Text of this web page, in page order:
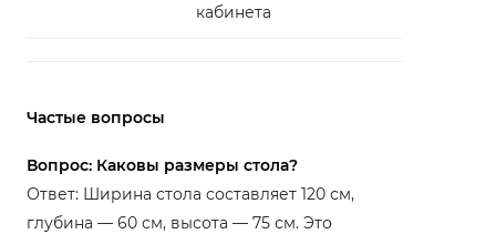
кабинета
Частые вопросы
Вопрос: Каковы размеры стола?
Ответ: Ширина стола составляет 120 см,
глубина — 60 см, высота — 75 см. Это